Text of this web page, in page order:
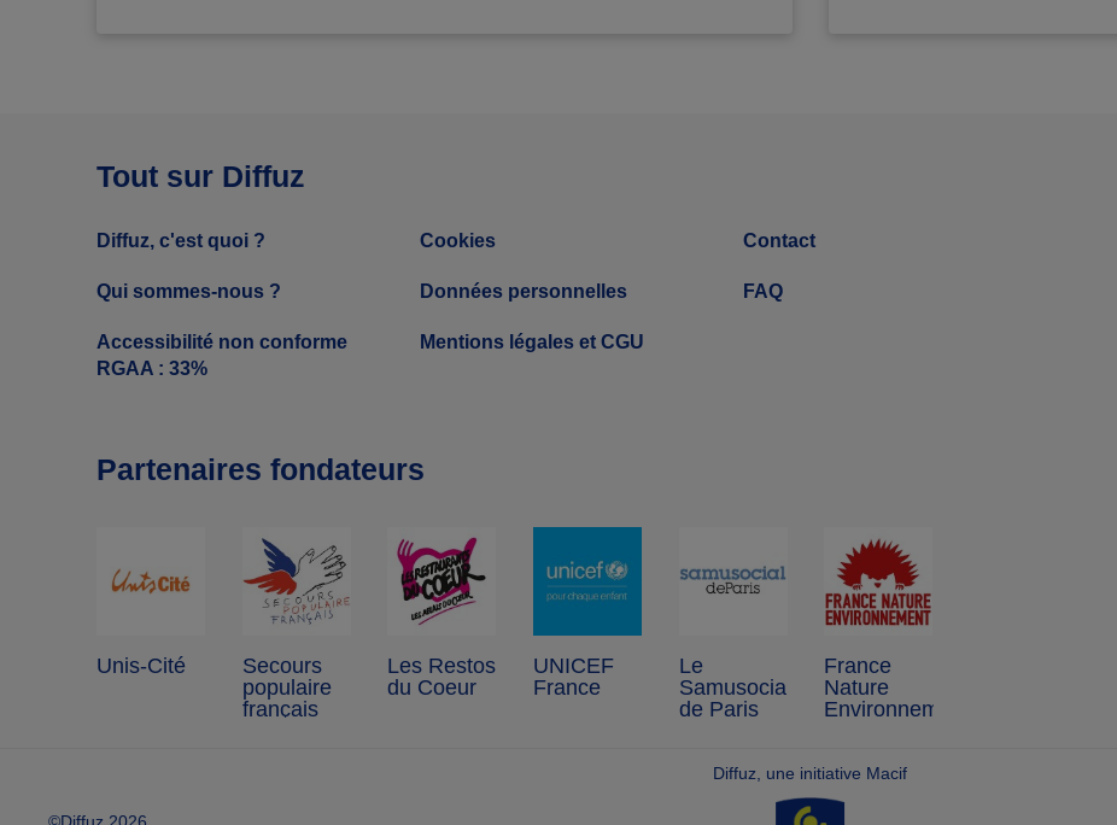
Tout sur Diffuz
Diffuz, c'est quoi ?
Qui sommes-nous ?
Accessibilité non conforme
RGAA : 33%
Cookies
Données personnelles
Mentions légales et CGU
Contact
FAQ
Partenaires fondateurs
Unis-Cité
Secours
populaire
français
Les Restos
du Coeur
UNICEF
France
Le
Samusocial
de Paris
France
Nature
Environnement
Diffuz, une initiative Macif